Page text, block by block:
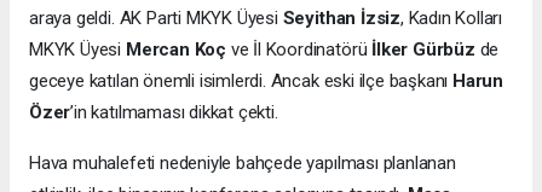
araya geldi. AK Parti MKYK Üyesi Seyithan İzsiz, Kadın Kolları
MKYK Üyesi Mercan Koç ve İl Koordinatörü İlker Gürbüz de
geceye katılan önemli isimlerdi. Ancak eski ilçe başkanı Harun
Özer’in katılmaması dikkat çekti.
Hava muhalefeti nedeniyle bahçede yapılması planlanan